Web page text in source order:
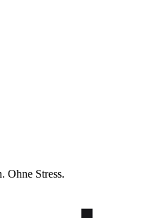
Ohne Stress.